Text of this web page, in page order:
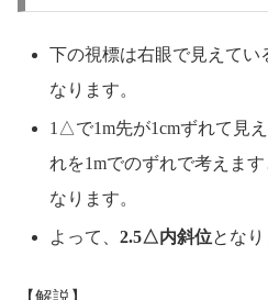
下の視標は右眼で見えてい
なります。
1△で1m先が1cmずれて見
れを1mでのずれで考えま
なります。
よって、2.5△内斜位となり